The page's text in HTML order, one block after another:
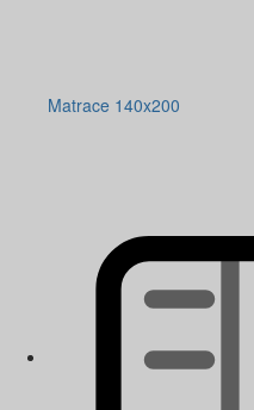
Matrace 140x200